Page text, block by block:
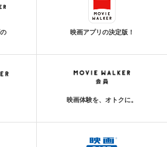
映画アプリの決定版！
映画体験を、オトクに。